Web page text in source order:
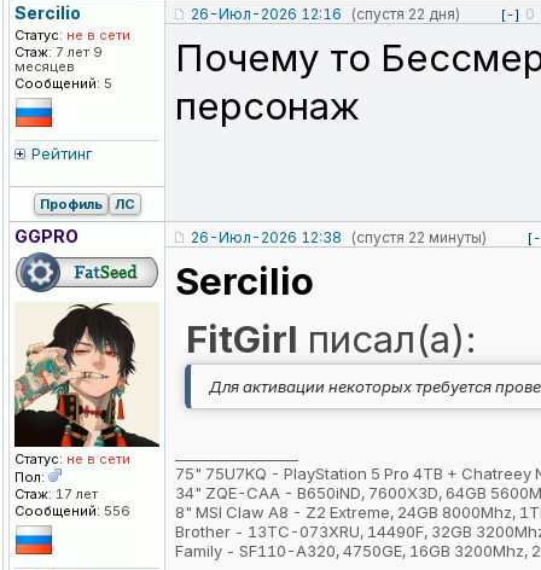
Sercilio
Статус: не в сети
Стаж: 7 лет 9
месяцев
Сообщений: 5
Рейтинг
26-Июл-2026 12:16 (спустя 22 дня) [-] 0
Почему то
персонаж
Профиль ЛС
GGPRO
Статус: не в сети
Пол:
Стаж: 17 лет
Сообщений: 556
26-Июл-2026 12:38 (спустя 22 минуты)
Sercilio
FitGirl писал(а):
Для активации некоторых требуется
75" 75U7KQ - PlayStation 5 Pro 4TB +
34" ZQE-CAA - B650iND, 7600X3D, 64GB
8" MSI Claw A8 - Z2 Extreme, 24GB 8000Mhz,
Brother - 13TC-073XRU, 14490F, 32GB
Family - SF110-A320, 4750GE, 16GB 3200Mhz,